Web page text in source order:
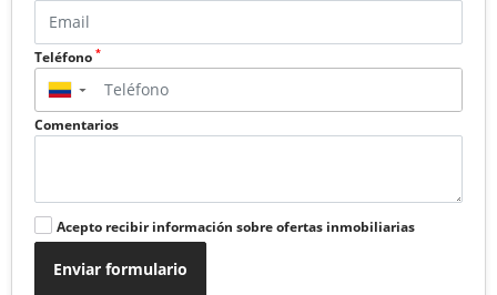
Teléfono *
▼
Comentarios
Acepto recibir información sobre ofertas inmobiliarias
Enviar formulario